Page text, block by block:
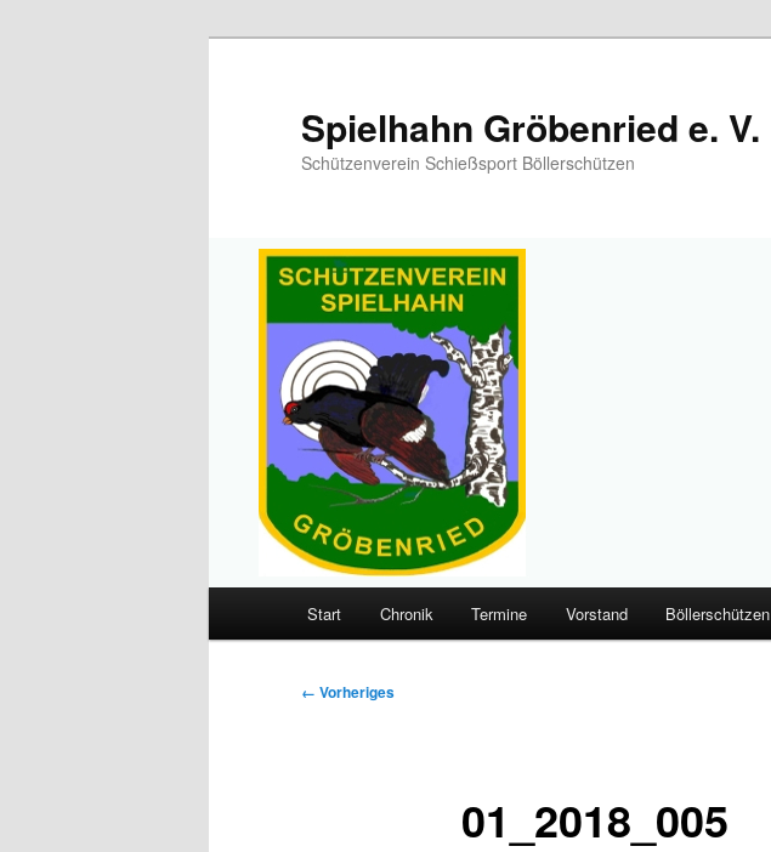
Spielhahn Gröbenried e. V.
Schützenverein Schießsport Böllerschützen
Zum
Start Chronik Termine Vorstand Böllerschützen
Bilder-
← Vorheriges
01_2018_005